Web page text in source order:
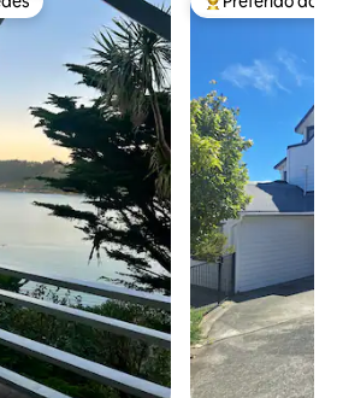
Entre os